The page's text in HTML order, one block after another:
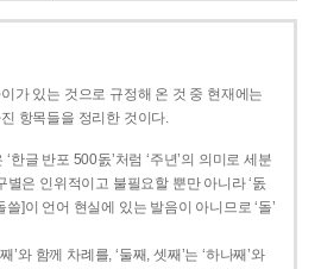
가 있는 것으로 규정해 온 것 중 현재에는
항목들을 정리한 것이다.
‘한글 반포 500돐’처럼 ‘주년’의 의미로 세분
별은 인위적이고 불필요할 뿐만 아니라 ‘돐
쓸]이 언어 현실에 있는 발음이 아니므로 ‘돌’
’와 함께 차례를, ‘둘째, 셋째’는 ‘하나째’와